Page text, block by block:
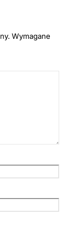
Wymagane